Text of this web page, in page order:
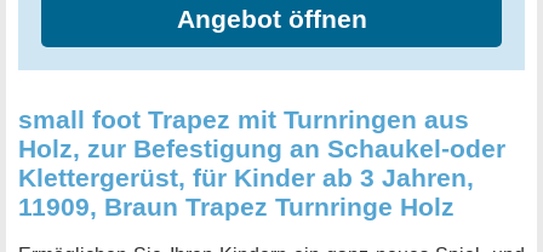
Angebot öffnen
small foot Trapez mit Turnringen aus
Holz, zur Befestigung an Schaukel-oder
Klettergerüst, für Kinder ab 3 Jahren,
11909, Braun Trapez Turnringe Holz